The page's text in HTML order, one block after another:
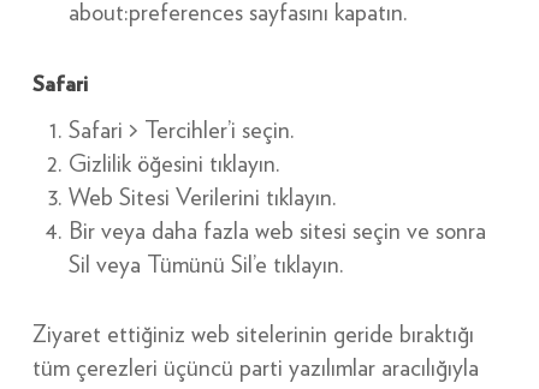
about:preferences sayfasını kapatın.
Safari
Safari > Tercihler’i seçin.
Gizlilik öğesini tıklayın.
Web Sitesi Verilerini tıklayın.
Bir veya daha fazla web sitesi seçin ve sonra
Sil veya Tümünü Sil’e tıklayın.
Ziyaret ettiğiniz web sitelerinin geride bıraktığı
tüm çerezleri üçüncü parti yazılımlar aracılığıyla